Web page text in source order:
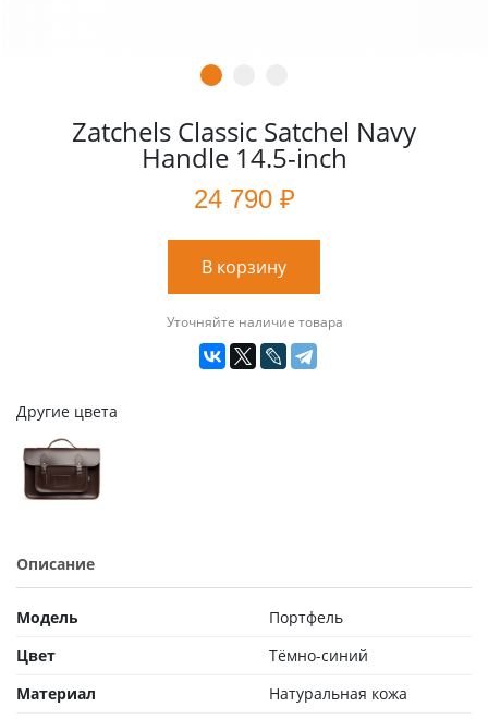
Zatchels Classic Satchel Navy
Handle 14.5-inch
24 790 ₽
В корзину
Уточняйте наличие товара
Другие цвета
Описание
Модель
Портфель
Цвет
Тёмно-синий
Материал
Натуральная кожа